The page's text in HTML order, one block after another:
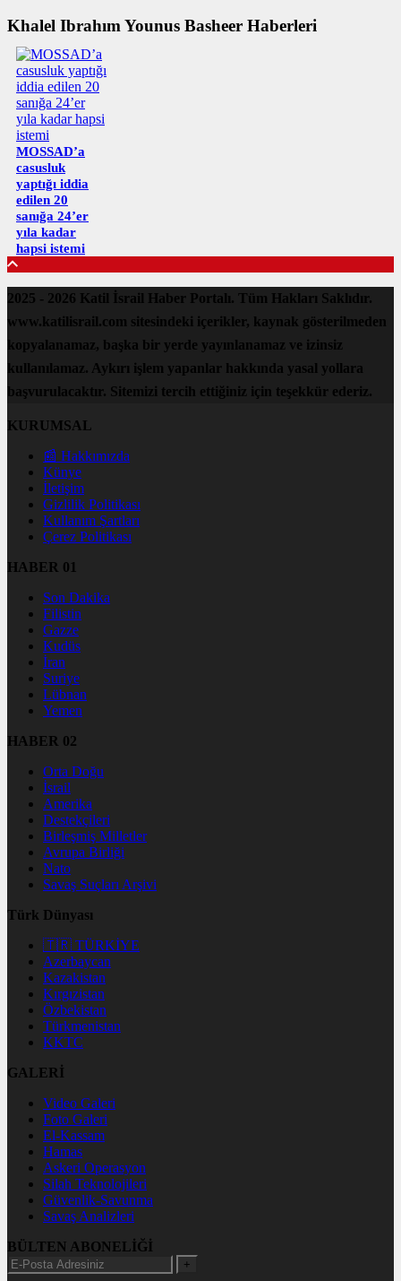
Khalel Ibrahım Younus Basheer Haberleri
MOSSAD’a
casusluk
yaptığı iddia
edilen 20
sanığa 24’er
yıla kadar
hapsi istemi
2025 - 2026 Katil İsrail Haber Portalı. Tüm Hakları Saklıdır.
www.katilisrail.com sitesindeki içerikler, kaynak gösterilmeden
kopyalanamaz, başka bir yerde yayınlanamaz ve izinsiz
kullanılamaz. Aykırı işlem yapanlar hakkında yasal yollara
başvurulacaktır. Sitemizi tercih ettiğiniz için teşekkür ederiz.
KURUMSAL
📰 Hakkımızda
Künye
İletişim
Gizlilik Politikası
Kullanım Şartları
Çerez Politikası
HABER 01
Son Dakika
Filistin
Gazze
Kudüs
İran
Suriye
Lübnan
Yemen
HABER 02
Orta Doğu
İsrail
Amerika
Destekçileri
Birleşmiş Milletler
Avrupa Birliği
Nato
Savaş Suçları Arşivi
Türk Dünyası
🇹🇷 TÜRKİYE
Azerbaycan
Kazakistan
Kırgızistan
Özbekistan
Türkmenistan
KKTC
GALERİ
Video Galeri
Foto Galeri
El-Kassam
Hamas
Askeri Operasyon
Silah Teknolojileri
Güvenlik-Savunma
Savaş Analizleri
BÜLTEN ABONELİĞİ
+